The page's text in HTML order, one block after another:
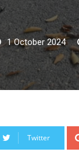
1 October 2024
Twitter